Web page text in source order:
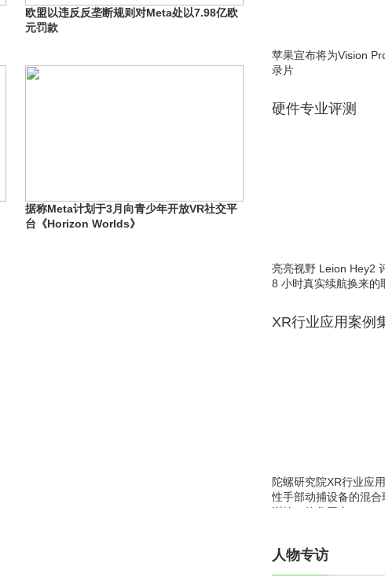
欧盟以违反反垄断规则对Meta处以7.98亿欧
元罚款
据称Meta计划于3月向青少年开放VR社交平
台《Horizon Worlds》
苹果宣布将为Vision
录片
硬件专业评测
亮亮视野 Leion Hey2
8 小时真实续航换来的
XR行业应用案例
陀螺研究院XR行业应
性手部动捕设备的混
训练一体化平台
人物专访